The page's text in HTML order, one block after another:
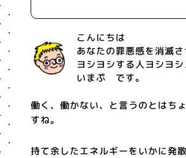
こんにちは
あなたの罪悪感を消滅さ
ヨシヨシする人ヨシヨシ
いまぷ です。
働く、働かない、と言うのとはち
すね。
持て余したエネルギーをいかに発